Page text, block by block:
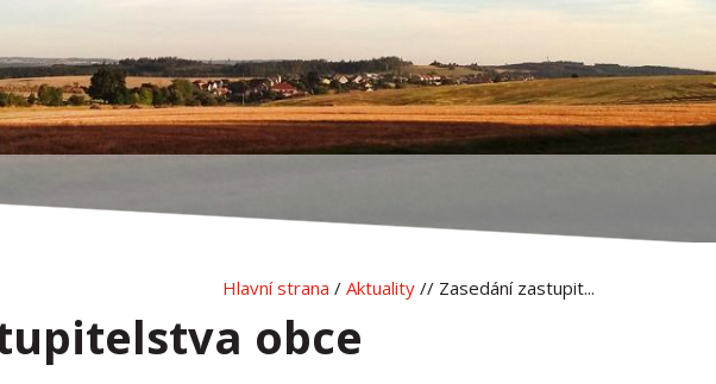
Hlavní strana / Aktuality // Zasedání zastupit...
obce